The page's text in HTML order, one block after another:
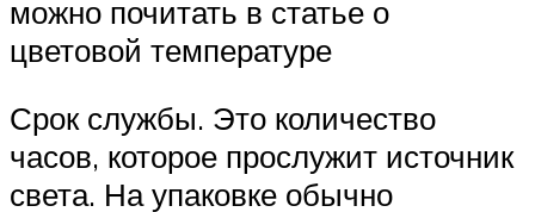
можно почитать в статье о
цветовой температуре
Срок службы. Это количество
часов, которое прослужит источник
света. На упаковке обычно